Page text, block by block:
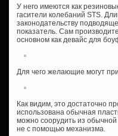
У него имеются как
гасители колебаний STS.
законодательству
показатель. Сам
основном как девайс для
Для чего желающие могут
Как видим, это достаточно
использована обычная
можно соорудить из обычной
не с помощью механизма.